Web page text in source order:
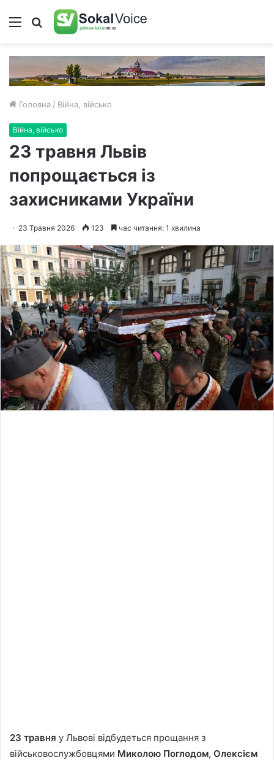
Меню Пошук
Головна / Війна, військо
Війна, військо
23 травня Львів
попрощається із
захисниками України
23 Травня 2026 123 час читання: 1 хвилина
23 травня у Львові відбудеться прощання з
військовослужбовцями Миколою Поглодом, Олексієм